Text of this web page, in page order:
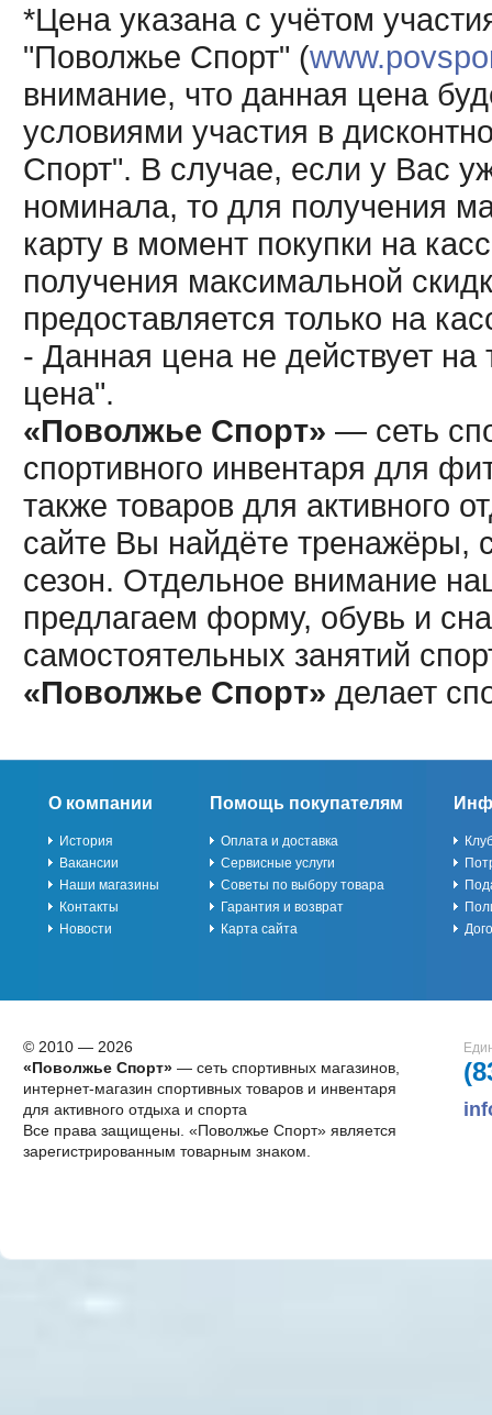
*Цена указана с учётом
"Поволжье Спорт" (
внимание, что данная цена
условиями участия в
Спорт". В случае, если у Вас
номинала, то для получения
карту в момент покупки на
получения максимальной
предоставляется только на
- Данная цена не действует
цена".
«Поволжье Спорт» — сеть
спортивного инвентаря для
также товаров для активного
сайте Вы найдёте тренажёры,
сезон. Отдельное внимание
предлагаем форму, обувь и
самостоятельных занятий
«Поволжье Спорт» делает
О компании
История
Вакансии
Наши магазины
Контакты
Новости
Помощь покупателям
Оплата и доставка
Сервисные услуги
Советы по выбору товара
Гарантия и возврат
Карта сайта
© 2010 — 2026
«Поволжье Спорт»— сеть спортивных магазинов,
интернет-магазин спортивных товаров и инвентаря
для активного отдыха и спорта
Все права защищены. «Поволжье Спорт» является
зарегистрированным товарным знаком.